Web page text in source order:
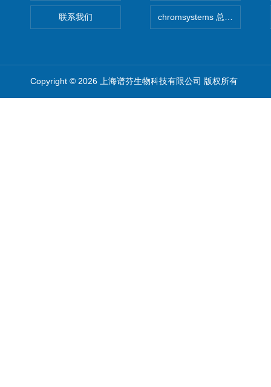
联系我们 chromsystems 总代理
Copyright © 2026 上海谱芬生物科技有限公司 版权所有